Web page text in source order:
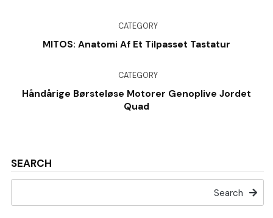
SEARCH
Search
CATEGORY
MITOS: Anatomi Af Et Tilpasset Tastatur
CATEGORY
Håndårige Børsteløse Motorer Genoplive Jordet
Quad